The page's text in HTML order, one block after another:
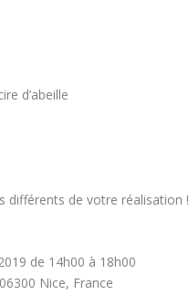
d’abeille
différents de votre réalisation !
de 14h00 à 18h00
Nice, France